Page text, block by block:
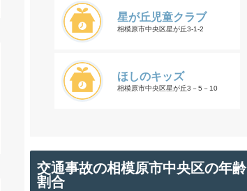
星が丘児童クラブ
相模原市中央区星が丘3-1-2
ほしのキッズ
相模原市中央区星が丘3－5－10
交通事故の相模原市中央区の年齢
割合